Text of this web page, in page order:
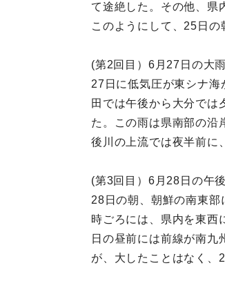
て途絶した。その他、県
このようにして、25日
(第2回目）6月27日の大雨
27日に低気圧が東シナ海
田では午後から大分では
た。この雨は県南部の沿
後川の上流では夜半前に
(第3回目）6月28日の午
28日の朝、朝鮮の南東
時ごろには、県内を東西
日の昼前には前線が南
が、大したことはなく、